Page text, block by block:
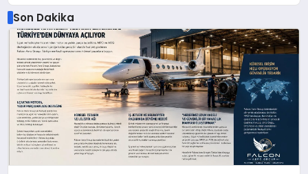
Son Dakika